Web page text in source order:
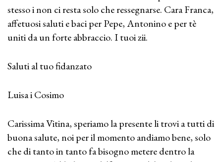
stesso i non ci resta solo che ressegnarse. Cara Franca,
affetuosi saluti e baci per Pepe, Antonino e per tè
uniti da un forte abbraccio. I tuoi zii.
Saluti al tuo fidanzato
Luisa i Cosimo
Carissima Vitina, speriamo la presente li trovi a tutti di
buona salute, noi per il momento andiamo bene, solo
che di tanto in tanto fa bisogno metere dentro la